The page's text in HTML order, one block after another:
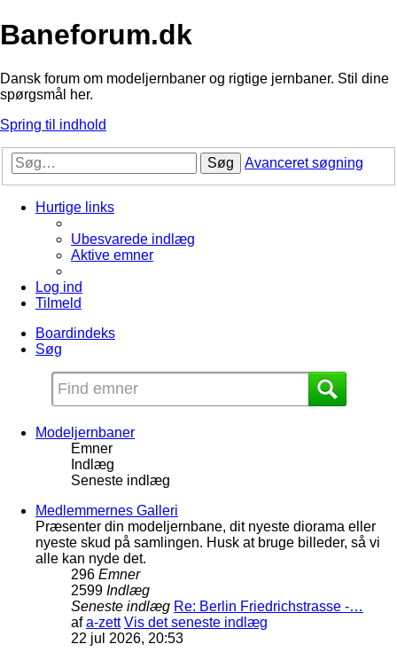
Baneforum.dk
Dansk forum om modeljernbaner og rigtige jernbaner. Stil dine
spørgsmål her.
Spring til indhold
Søg Avanceret søgning
Hurtige links
Ubesvarede indlæg
Aktive emner
Log ind
Tilmeld
Boardindeks
Søg
Modeljernbaner
Emner
Indlæg
Seneste indlæg
Medlemmernes Galleri
Præsenter din modeljernbane, dit nyeste diorama eller
nyeste skud på samlingen. Husk at bruge billeder, så vi
alle kan nyde det.
296 Emner
2599 Indlæg
Seneste indlæg Re: Berlin Friedrichstrasse -…
afa-zett Vis det seneste indlæg
22 jul 2026, 20:53